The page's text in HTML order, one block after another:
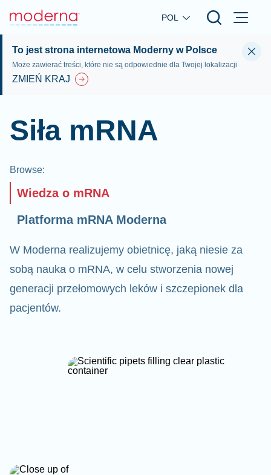
Skip to main content
POL
To jest strona internetowa Moderny w Polsce
Może zawierać treści, które nie są odpowiednie dla Twojej lokalizacji
ZMIEŃ KRAJ
Siła mRNA
Browse:
Wiedza o mRNA
Platforma mRNA Moderna
W Moderna realizujemy obietnicę, jaką niesie za
sobą nauka o mRNA, w celu stworzenia nowej
generacji przełomowych leków i szczepionek dla
pacjentów.